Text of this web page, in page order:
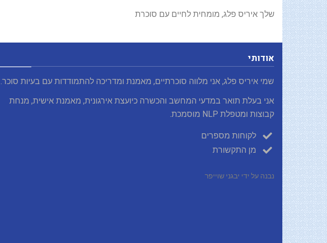
שלך איריס פלג, מומחית לחיים עם סוכרת
אודותי
שמי איריס פלג, אני מלווה סוכרתיים, מאמנת ומדריכה להתמודדות עם בעיות סוכר.
אני בעלת תואר במדעי המחשב והכשרה כיועצת אירגונית, מאמנת אישית, מנחת
קבוצות ומטפלת NLP מוסמכת.
לקוחות מספרים
מן התקשורת
נבנה על ידי יבגני שוייפר